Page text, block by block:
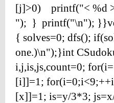
[j]>0) printf("<
"); } printf("\n");
{ solves=0; dfs();
one.)\n");}int
i,j,is,js,count=0;
[i]]=1;
[x]]=1; is=y/3*3;